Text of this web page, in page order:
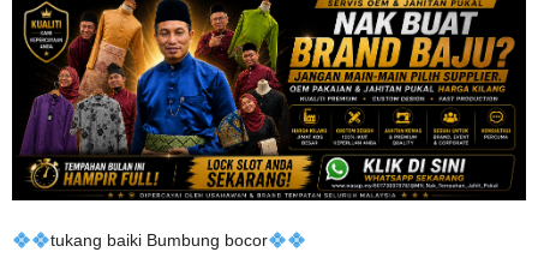
tukang baiki Bumbung bocor